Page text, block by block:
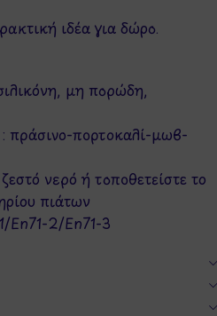
ιδέα για δώρο.
μη πορώδη,
πράσινο-πορτοκαλί-μωβ-
νερό ή τοποθετείστε το
πιάτων
En71-2/En71-3